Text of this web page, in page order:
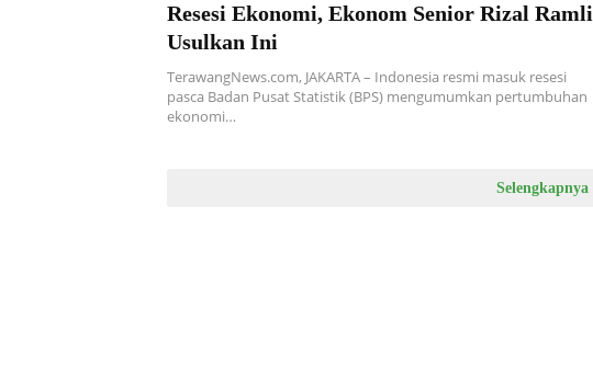
Resesi Ekonomi, Ekonom Senior Rizal Ramli
Usulkan Ini
TerawangNews.com, JAKARTA – Indonesia resmi masuk resesi
pasca Badan Pusat Statistik (BPS) mengumumkan pertumbuhan
ekonomi…
Selengkapnya